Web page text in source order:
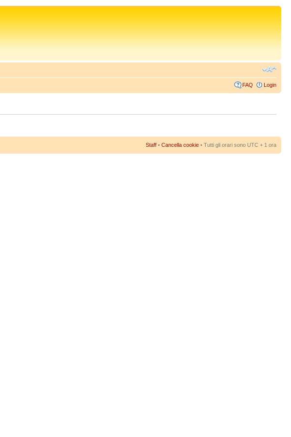
FAQ Login
Staff • Cancella cookie • Tutti gli orari sono UTC + 1 ora